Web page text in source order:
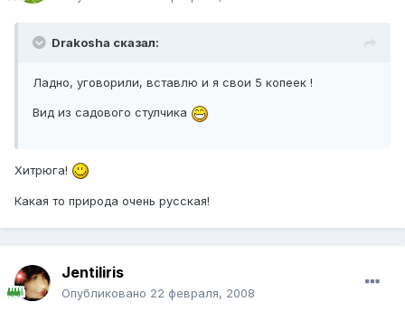
Drakosha сказал:
Ладно, уговорили, вставлю и я свои 5 копеек !
Вид из садового стулчика
Хитрюга!
Какая то природа очень русская!
Jentiliris
Опубликовано 22 февраля, 2008